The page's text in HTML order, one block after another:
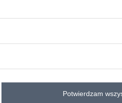
Potwierdzam